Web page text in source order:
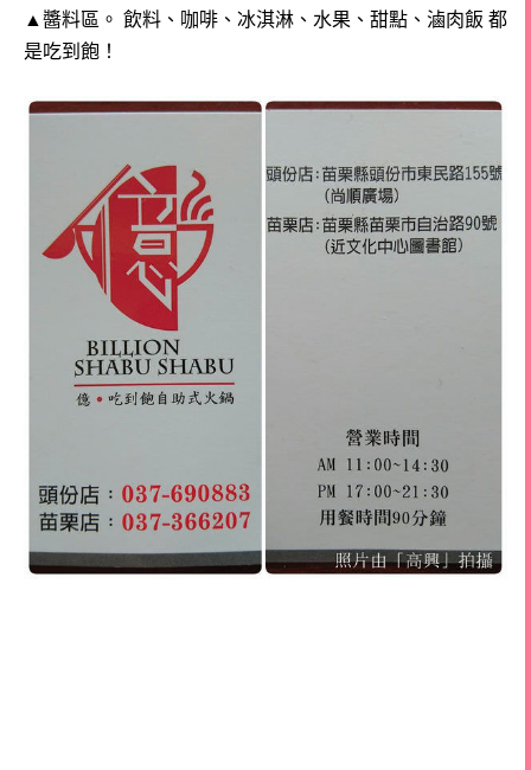
▲ 醬料區。 飲料、咖啡、冰淇淋、水果、甜點、滷肉飯 都
是吃到飽！